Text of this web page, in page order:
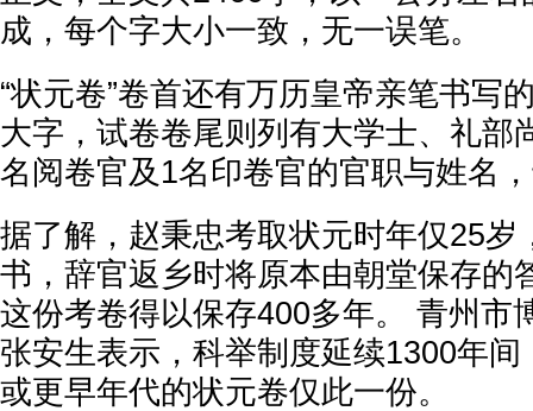
成，每个字大小一致，无一误笔。
“状元卷”卷首还有万历皇帝亲笔书写
大字，试卷卷尾则列有大学士、礼部
名阅卷官及1名印卷官的官职与姓名
据了解，赵秉忠考取状元时年仅25岁
书，辞官返乡时将原本由朝堂保存的
这份考卷得以保存400多年。 青州市
张安生表示，科举制度延续1300年
或更早年代的状元卷仅此一份。